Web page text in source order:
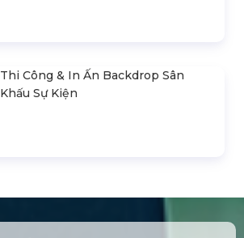
Thi Công & In Ấn Backdrop Sân
Khấu Sự Kiện